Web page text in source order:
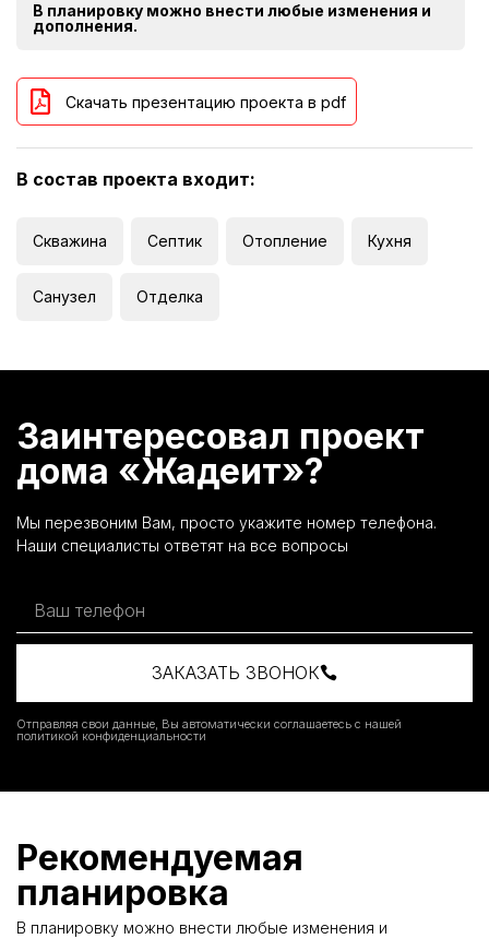
В планировку можно внести любые изменения и
дополнения.
Скачать презентацию проекта в pdf
В состав проекта входит:
Скважина Септик Отопление Кухня
Санузел Отделка
Заинтересовал проект
дома «Жадеит»?
Мы перезвоним Вам, просто укажите номер телефона.
Наши специалисты ответят на все вопросы
ЗАКАЗАТЬ ЗВОНОК
Отправляя свои данные, Вы автоматически соглашаетесь с нашей
политикой конфиденциальности
Рекомендуемая
планировка
В планировку можно внести любые изменения и